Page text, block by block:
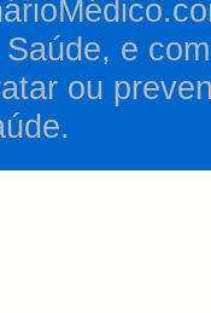
e
ou